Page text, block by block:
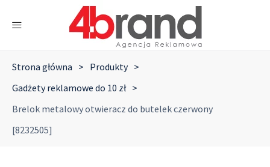
Strona główna > Produkty >
Gadżety reklamowe do 10 zł >
Brelok metalowy otwieracz do butelek czerwony
[8232505]